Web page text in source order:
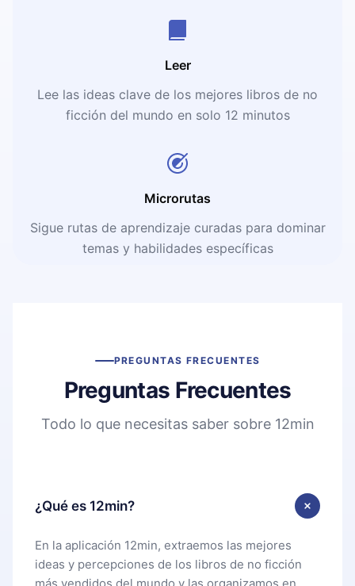
Leer
Lee las ideas clave de los mejores libros de no
ficción del mundo en solo 12 minutos
Microrutas
Sigue rutas de aprendizaje curadas para dominar
temas y habilidades específicas
PREGUNTAS FRECUENTES
Preguntas Frecuentes
Todo lo que necesitas saber sobre 12min
¿Qué es 12min?
En la aplicación 12min, extraemos las mejores
ideas y percepciones de los libros de no ficción